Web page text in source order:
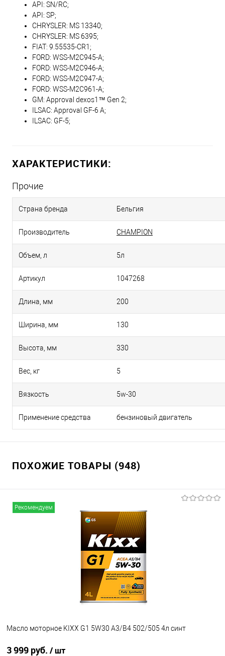
API: SN/RC;
API: SP;
CHRYSLER: MS 13340;
CHRYSLER: MS 6395;
FIAT: 9.55535-CR1;
FORD: WSS-M2C945-A;
FORD: WSS-M2C946-A;
FORD: WSS-M2C947-A;
FORD: WSS-M2C961-A;
GM: Approval dexos1™ Gen 2;
ILSAC: Approval GF-6 A;
ILSAC: GF-5;
ХАРАКТЕРИСТИКИ:
Прочие
Страна бренда Бельгия
Производитель CHAMPION
Объем, л 5л
Артикул 1047268
Длина, мм 200
Ширина, мм 130
Высота, мм 330
Вес, кг 5
Вязкость 5w-30
Применение средства бензиновый двигатель
ПОХОЖИЕ ТОВАРЫ (948)
Рекомендуем
Масло моторное KIXX G1 5W30 A3/B4 502/505 4л синт
3 999 руб. / шт